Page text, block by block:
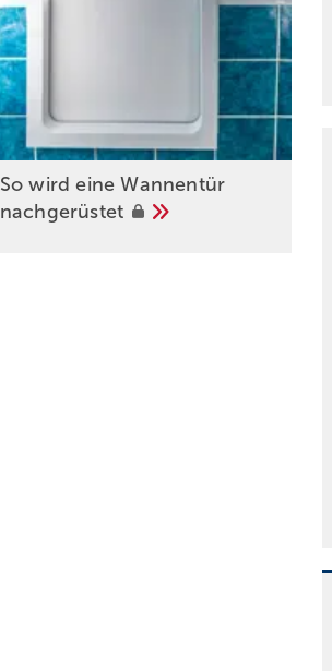
So wird eine Wannentür
nachgerüstet